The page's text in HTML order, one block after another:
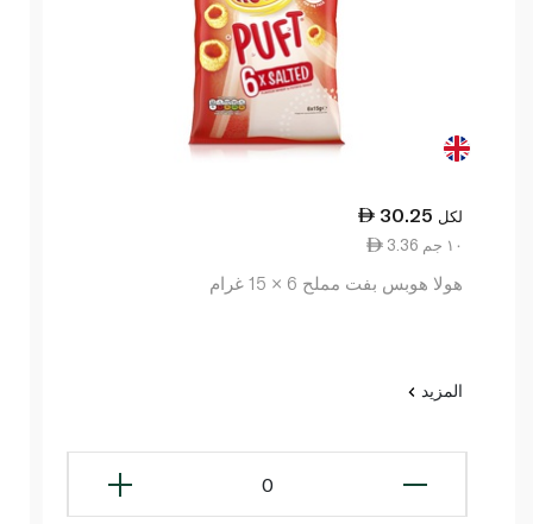
30.25 لكل
3.36 ١٠ جم
هولا هوبس بفت مملح 6 × 15 غرام
المزيد
0